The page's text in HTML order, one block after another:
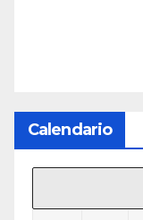
Calendario